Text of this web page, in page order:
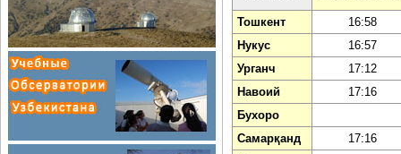
Тошкент
16:58
Нукус
16:57
Урганч
17:12
Навоий
17:16
Бухоро
Самарқанд
17:16